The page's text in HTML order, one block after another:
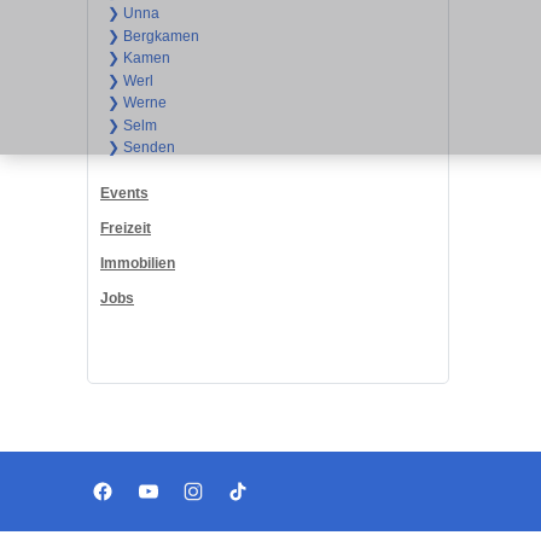
❯ Unna
❯ Bergkamen
❯ Kamen
❯ Werl
❯ Werne
❯ Selm
❯ Senden
Events
Freizeit
Immobilien
Jobs